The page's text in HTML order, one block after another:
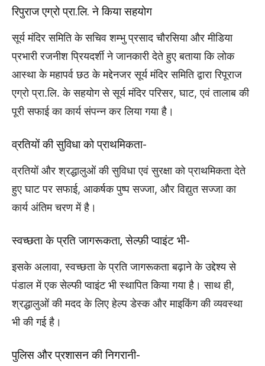
रिपुराज एग्रो प्रा.लि. ने किया सहयोग
सूर्य मंदिर समिति के सचिव शम्भु प्रसाद चौरसिया और मीडिया
प्रभारी रजनीश प्रियदर्शी ने जानकारी देते हुए बताया कि लोक
आस्था के महापर्व छठ के मद्देनजर सूर्य मंदिर समिति द्वारा रिपूराज
एग्रो प्रा.लि. के सहयोग से सूर्य मंदिर परिसर, घाट, एवं तालाब की
पूरी सफाई का कार्य संपन्न कर लिया गया है।
व्रतियों की सुविधा को प्राथमिकता-
व्रतियों और श्रद्धालुओं की सुविधा एवं सुरक्षा को प्राथमिकता देते
हुए घाट पर सफाई, आकर्षक पुष्प सज्जा, और विद्युत सज्जा का
कार्य अंतिम चरण में है।
स्वच्छता के प्रति जागरूकता, सेल्फ़ी प्वाइंट भी-
इसके अलावा, स्वच्छता के प्रति जागरूकता बढ़ाने के उद्देश्य से
पंडाल में एक सेल्फी प्वाइंट भी स्थापित किया गया है। साथ ही,
श्रद्धालुओं की मदद के लिए हेल्प डेस्क और माइकिंग की व्यवस्था
भी की गई है।
पुलिस और प्रशासन की निगरानी-